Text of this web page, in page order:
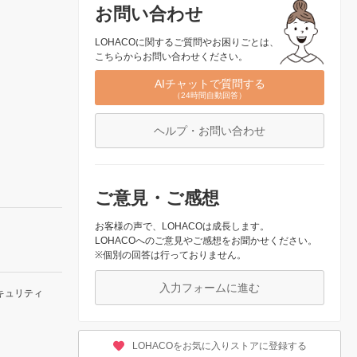
お問い合わせ
LOHACOに関するご質問やお困りごとは、
こちらからお問い合わせください。
AIチャットで質問する
（24時間自動回答）
ヘルプ・お問い合わせ
ご意見・ご感想
お客様の声で、LOHACOは成長します。
LOHACOへのご意見やご感想をお聞かせください。
※個別の回答は行っておりません。
入力フォームに進む
LOHACOをお気に入りストアに登録する
ュリティ